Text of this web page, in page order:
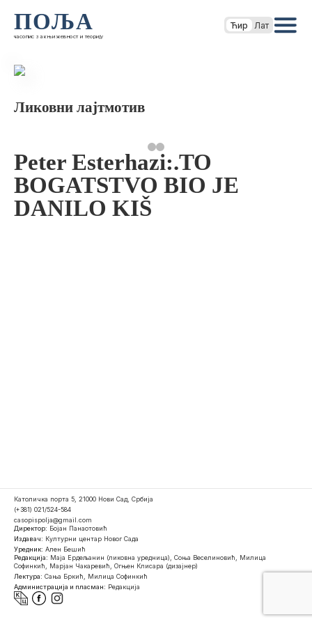
ПОЉА
часопис за књижевност и теорију
Ћир Лат
Ликовни лајтмотив
Peter Esterhazi:.TO
BOGATSTVO BIO JE
DANILO KIŠ
Католичка порта 5, 21000 Нови Сад, Србија
(+381) 021/524-584
casopispolja@gmail.com
Директор: Бојан Панаотовић
Издавач: Културни центар Новог Сада
Уредник: Ален Бешић
Редакција: Маја Ердељанин (ликовна уредница), Соња Веселиновић, Милица
Софинкић, Марјан Чакаревић, Огњен Клисара (дизајнер)
Лектура: Сања Бркић, Милица Софинкић
Администрација и пласман: Редакција